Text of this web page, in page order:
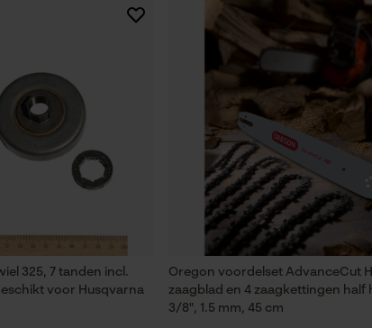
325, 7 tanden incl.
voor Husqvarna
Oregon voordelset AdvanceCut
zaagblad en 4 zaagkettingen half
3/8", 1.5 mm, 45 cm
Noodzakelijke Cookies
De keuze voor gegevensverwerking
opslaan
Econda Tag Manager
Statistische Cookies